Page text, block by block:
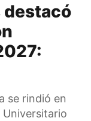
destacó
se rindió en